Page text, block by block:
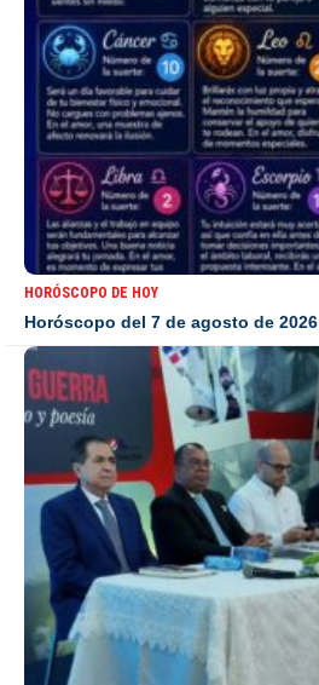
HORÓSCOPO DE HOY
Horóscopo del 7 de agosto de 2026